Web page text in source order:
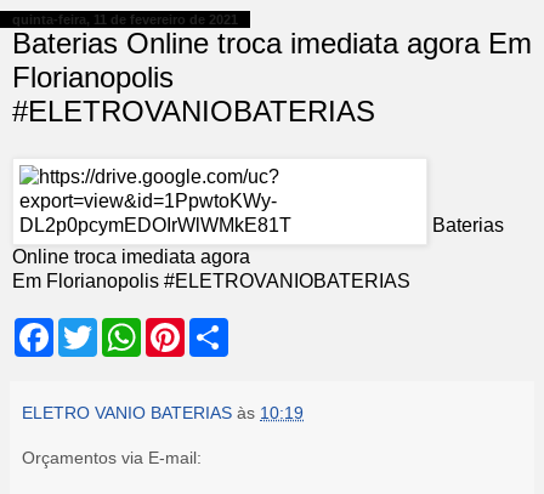
quinta-feira, 11 de fevereiro de 2021
Baterias Online troca imediata agora Em
Florianopolis
#ELETROVANIOBATERIAS
Baterias
Online troca imediata agora
Em Florianopolis #ELETROVANIOBATERIAS
F
b
o
k
T
w
t
e
W
s
A
p
P
e
r
s
e
ELETRO VANIO BATERIAS às 10:19
Orçamentos via E-mail: